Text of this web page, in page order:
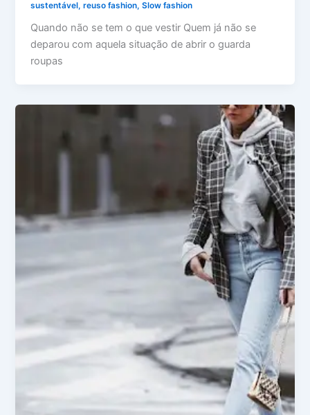
sustentável,reuso fashion,Slow fashion
Quando não se tem o que vestir Quem já não se
deparou com aquela situação de abrir o guarda
roupas